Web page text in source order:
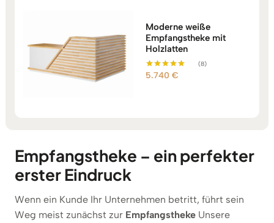
Moderne weiße
Empfangstheke mit
Holzlatten
Bewertet mit
(8)
5.740€
Empfangstheke – ein perfekter
erster Eindruck
Wenn ein Kunde Ihr Unternehmen betritt, führt sein
Weg meist zunächst zur Empfangstheke Unsere